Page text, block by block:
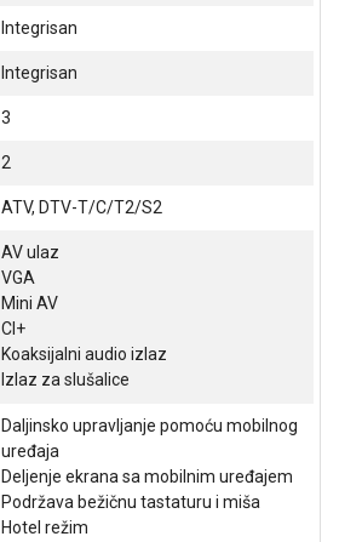
Integrisan
Integrisan
3
2
ATV, DTV-T/C/T2/S2
AV ulaz
VGA
Mini AV
CI+
Koaksijalni audio izlaz
Izlaz za slušalice
Daljinsko upravljanje pomoću mobilnog
uređaja
Deljenje ekrana sa mobilnim uređajem
Podržava bežičnu tastaturu i miša
Hotel režim